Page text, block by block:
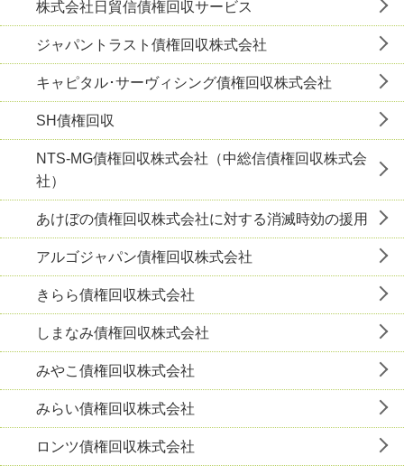
株式会社日貿信債権回収サービス
ジャパントラスト債権回収株式会社
キャピタル･サーヴィシング債権回収株式会社
SH債権回収
NTS-MG債権回収株式会社（中総信債権回収株式会
社）
あけぼの債権回収株式会社に対する消滅時効の援用
アルゴジャパン債権回収株式会社
きらら債権回収株式会社
しまなみ債権回収株式会社
みやこ債権回収株式会社
みらい債権回収株式会社
ロンツ債権回収株式会社